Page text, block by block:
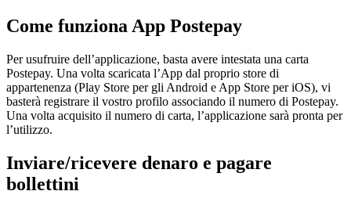
Come funziona App Postepay
Per usufruire dell’applicazione, basta avere intestata una carta
Postepay. Una volta scaricata l’App dal proprio store di
appartenenza (Play Store per gli Android e App Store per iOS), vi
basterà registrare il vostro profilo associando il numero di Postepay.
Una volta acquisito il numero di carta, l’applicazione sarà pronta per
l’utilizzo.
Inviare/ricevere denaro e pagare
bollettini